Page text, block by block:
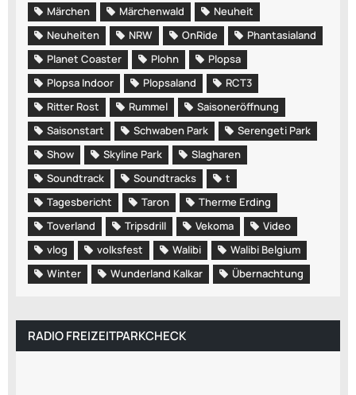
Märchen
Märchenwald
Neuheit
Neuheiten
NRW OnRide
Phantasialand
Planet Coaster
Plohn
Plopsa
Plopsa Indoor
Plopsaland
RCT3
Ritter Rost
Rummel
Saisoneröffnung
Saisonstart
Schwaben Park
Serengeti Park
Show
Skyline Park
Slagharen
Soundtrack
Soundtracks
t
Tagesbericht
Taron
Therme Erding
Toverland
Tripsdrill Vekoma
Video
vlog
volksfest Walibi
Walibi Belgium
Winter
Wunderland Kalkar Übernachtung
RADIO FREIZEITPARKCHECK